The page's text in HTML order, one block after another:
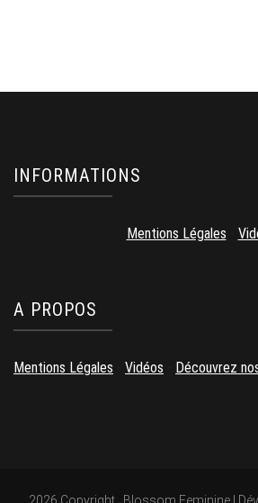
INFORMATIONS
Mentions Légales
A PROPOS
Mentions Légales Vidéos Découvrez